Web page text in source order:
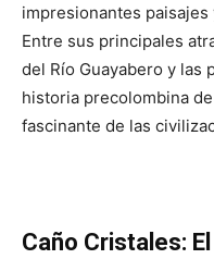
impresionantes
Entre sus principales
del Río Guayabero y las
historia precolombina
fascinante de las
Caño Cristales: